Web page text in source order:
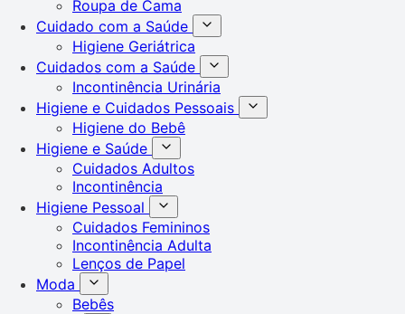
Roupa de Cama
Cuidado com a Saúde
Higiene Geriátrica
Cuidados com a Saúde
Incontinência Urinária
Higiene e Cuidados Pessoais
Higiene do Bebê
Higiene e Saúde
Cuidados Adultos
Incontinência
Higiene Pessoal
Cuidados Femininos
Incontinência Adulta
Lenços de Papel
Moda
Bebês